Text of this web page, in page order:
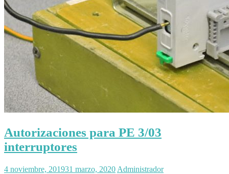
Autorizaciones para PE 3/03
interruptores
4 noviembre, 201931 marzo, 2020 Administrador